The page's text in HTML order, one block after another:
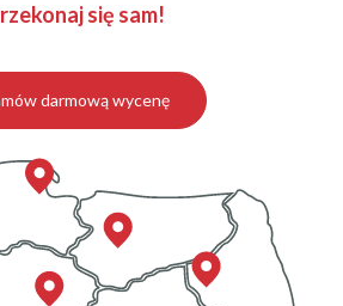
się sam!
darmową wycenę